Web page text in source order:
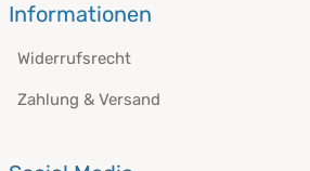
Informationen
Widerrufsrecht
Zahlung & Versand